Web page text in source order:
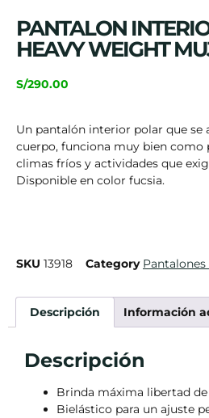
PANTALON
HEAVY WEIGHT
S/290.00
Un pantalón interior polar que
cuerpo, funciona muy bien como
climas fríos y actividades que
Disponible en color fucsia.
SKU 13918 Category
Descripción Información
Descripción
Brinda máxima libertad
Bielástico para un ajuste